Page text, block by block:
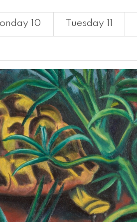
10 Tuesday 11